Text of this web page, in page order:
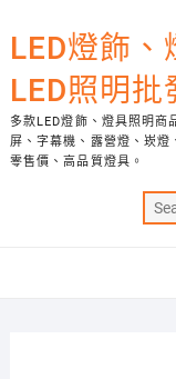
to
content
LED燈飾
LED照明批
多款LED燈飾、燈具照明商
屏、字幕機、露營燈、崁
零售價、高品質燈具。